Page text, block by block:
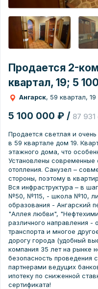
Продается 2-
квартал, 19; 5
Ангарск, 59 квартал, 19
5 100 000 ₽ / 87
Продается светлая и
в 59 квартале дом 19.
этажного дома, что
Установлены современные
отопления. Санузел –
стороны, поэтому в
Вся инфраструктура – в
№50, №115, - школа №10,
образования - Ангарский
"Аллея любви",
различного направления -
транспорта и многое
дорогу города (удобный
компания 35 лет на рынке
безопасность проведения
партнерами ведущих
ипотеку по сниженной
сертификата!